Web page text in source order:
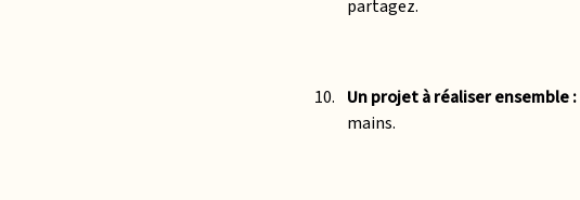
partagez.
Un projet à réaliser ensemble :
mains.